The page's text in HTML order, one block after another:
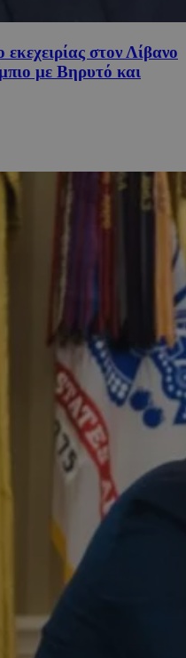
στον Λίβανο
με Βηρυτό και